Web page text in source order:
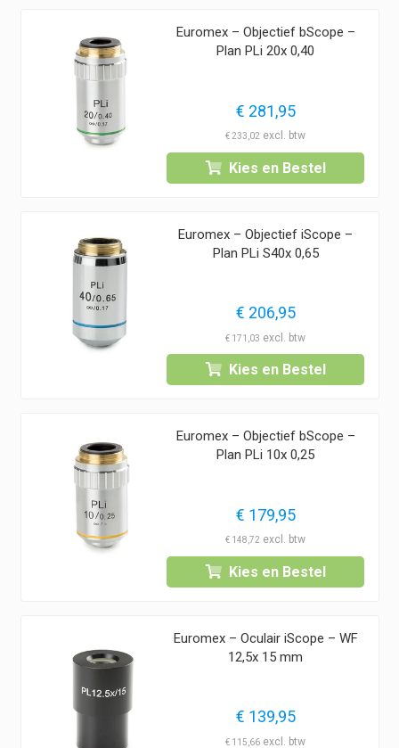
Euromex – Objectief bScope –
Plan PLi 20x 0,40
€ 281,95
€233,02
Kies en Bestel
Euromex – Objectief iScope –
Plan PLi S40x 0,65
€ 206,95
€ 171,03
Kies en Bestel
Euromex – Objectief bScope –
Plan PLi 10x 0,25
€ 179,95
€ 148,72
Kies en Bestel
Euromex – Oculair iScope – WF
12,5x 15 mm
€ 139,95
€ 115,66